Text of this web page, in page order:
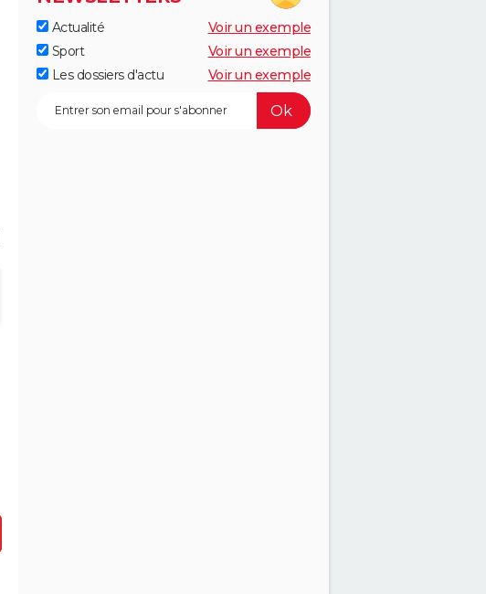
Actualité
Voir un exemple
Sport
Voir un exemple
Les dossiers d'actu
Voir un exemple